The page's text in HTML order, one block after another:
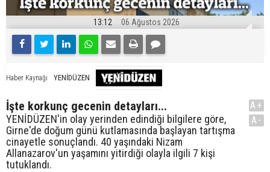
13:12 06 Ağustos 2026
Haber Kaynağı YENİDÜZEN
İşte korkunç gecenin detayları...
YENİDÜZEN'in olay yerinden edindiği bilgilere göre,
Girne'de doğum günü kutlamasında başlayan tartışma
cinayetle sonuçlandı. 40 yaşındaki Nizam
Allanazarov'un yaşamını yitirdiği olayla ilgili 7 kişi
tutuklandı.
A+
A-